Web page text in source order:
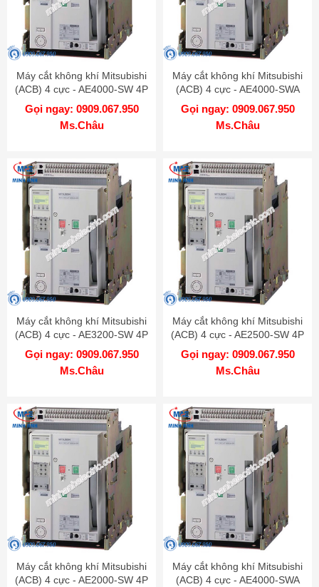
Máy cắt không khí Mitsubishi
(ACB) 4 cực - AE4000-SW 4P
4000A 130kA FIX
Gọi ngay: 0909.067.950
Ms.Châu
Máy cắt không khí Mitsubishi
(ACB) 4 cực - AE4000-SWA
4P 4000A 100kA FIX
Gọi ngay: 0909.067.950
Ms.Châu
Máy cắt không khí Mitsubishi
(ACB) 4 cực - AE3200-SW 4P
3200A 100kA FIX
Gọi ngay: 0909.067.950
Ms.Châu
Máy cắt không khí Mitsubishi
(ACB) 4 cực - AE2500-SW 4P
2500A 100kA FIX
Gọi ngay: 0909.067.950
Ms.Châu
Máy cắt không khí Mitsubishi
(ACB) 4 cực - AE2000-SW 4P
Máy cắt không khí Mitsubishi
(ACB) 4 cực - AE4000-SWA